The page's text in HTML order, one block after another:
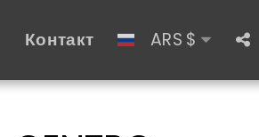
Контакт ARS $